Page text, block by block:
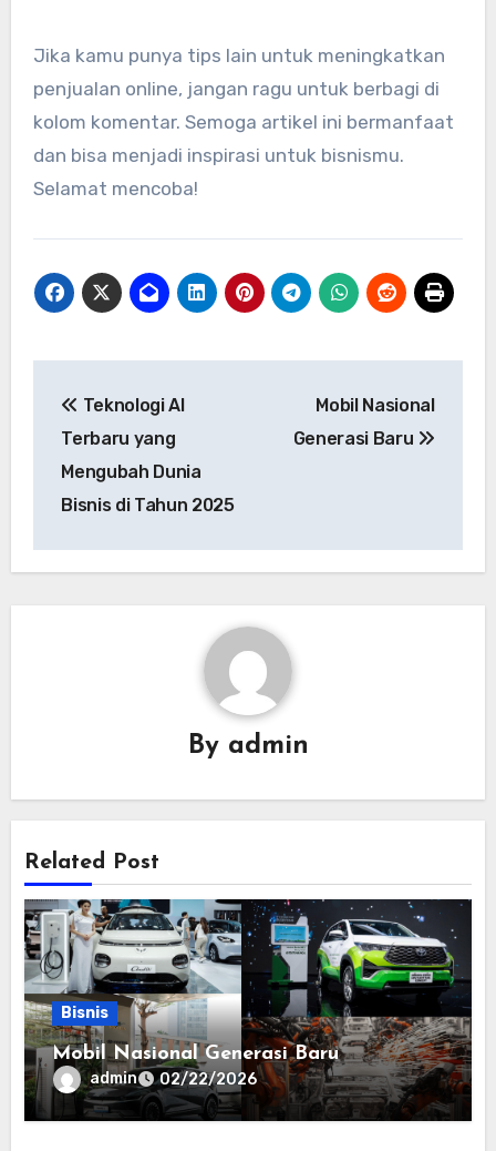
Jika kamu punya tips lain untuk meningkatkan
penjualan online, jangan ragu untuk berbagi di
kolom komentar. Semoga artikel ini bermanfaat
dan bisa menjadi inspirasi untuk bisnismu.
Selamat mencoba!
pos
Teknologi AI
Terbaru yang
Mengubah Dunia
Bisnis di Tahun 2025
Mobil Nasional
Generasi Baru
By admin
Related Post
Bisnis
Mobil Nasional Generasi Baru
admin 02/22/2026